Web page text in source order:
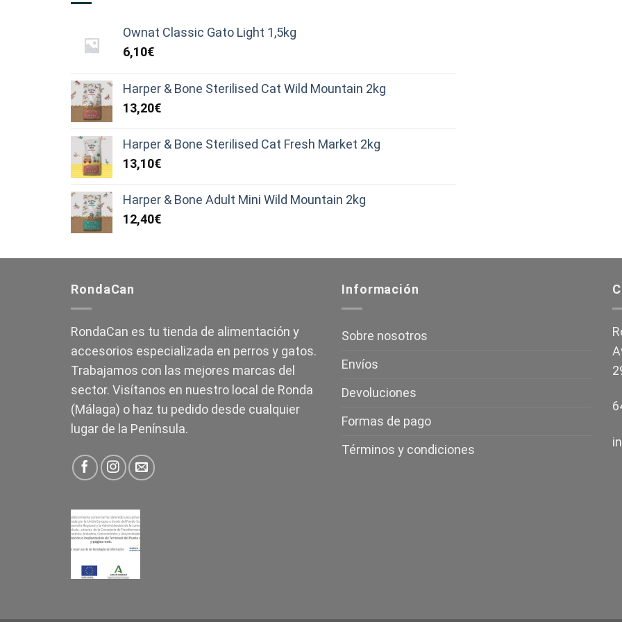
Ownat Classic Gato Light 1,5kg
6,10€
Harper & Bone Sterilised Cat Wild Mountain 2kg
13,20€
Harper & Bone Sterilised Cat Fresh Market 2kg
13,10€
Harper & Bone Adult Mini Wild Mountain 2kg
12,40€
RondaCan
RondaCan es tu tienda de alimentación y
accesorios especializada en perros y gatos.
Trabajamos con las mejores marcas del
sector. Visítanos en nuestro local de Ronda
(Málaga) o haz tu pedido desde cualquier
lugar de la Península.
Información
Sobre nosotros
Envíos
Devoluciones
Formas de pago
Términos y condiciones